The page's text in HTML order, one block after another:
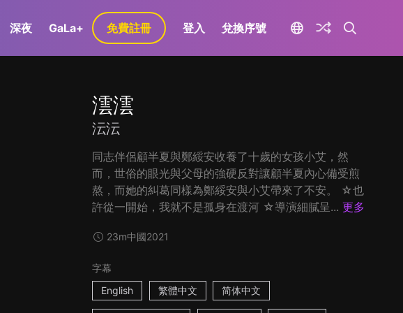
深夜 GaLa+ 免費註冊 登入 兌換序號
澐澐
沄沄
同志伴侶顧半夏與鄭綏安收養了十歲的女孩小艾，然
而，世俗的眼光與父母的強硬反對讓顧半夏內心備受煎
熬，而她的糾葛同樣為鄭綏安與小艾帶來了不安。 ☆也
許從一開始，我就不是孤身在渡河 ☆導演細膩呈... 更多
23m中國2021
字幕
English
繁體中文 简体中文